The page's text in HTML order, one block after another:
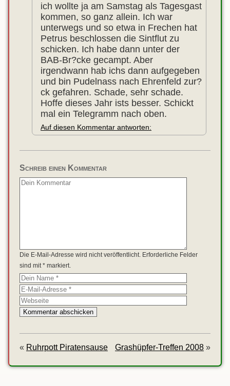
ich wollte ja am Samstag als Tagesgast
kommen, so ganz allein. Ich war
unterwegs und so etwa in Frechen hat
Petrus beschlossen die Sintflut zu
schicken. Ich habe dann unter der
BAB-Br?cke gecampt. Aber
irgendwann hab ichs dann aufgegeben
und bin Pudelnass nach Ehrenfeld zur?
ck gefahren. Schade, sehr schade.
Hoffe dieses Jahr ists besser. Schickt
mal ein Telegramm nach oben.
Auf diesen Kommentar antworten:
Schreib einen Kommentar
Die E-Mail-Adresse wird nicht veröffentlicht. Erforderliche Felder
sind mit * markiert.
« Ruhrpott Piratensause Grashüpfer-Treffen 2008 »